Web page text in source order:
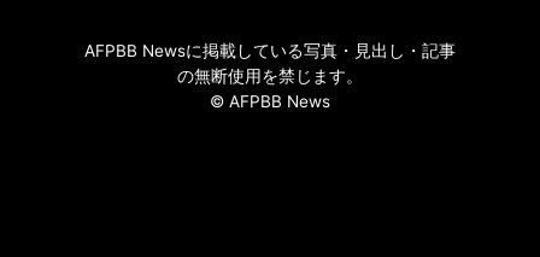
AFPBB Newsに掲載している写真・見出し・記事
の無断使用を禁じます。
© AFPBB News